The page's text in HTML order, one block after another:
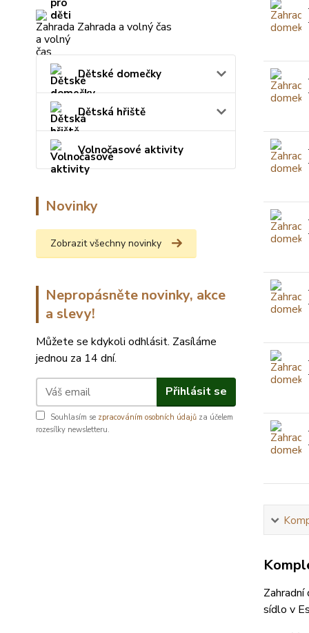
Zahrada a volný čas
Dětské domečky
Dětská hřiště
Volnočasové aktivity
Novinky
Zobrazit všechny novinky
Nepropásněte novinky, akce
a slevy!
Můžete se kdykoli odhlásit. Zasíláme
jednou za 14 dní.
Přihlásit se
Souhlasím se zpracováním osobních údajů za účelem
rozesílky newsletteru.
sídlo v